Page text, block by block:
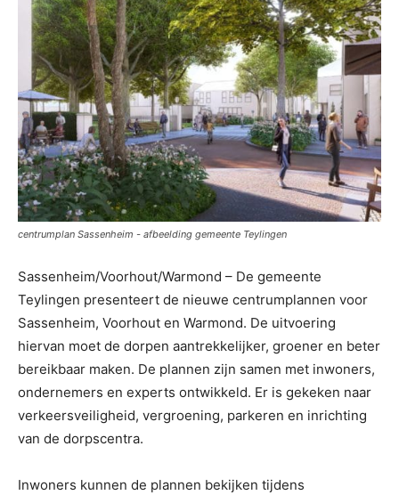
centrumplan Sassenheim - afbeelding gemeente Teylingen
Sassenheim/Voorhout/Warmond – De gemeente
Teylingen presenteert de nieuwe centrumplannen voor
Sassenheim, Voorhout en Warmond. De uitvoering
hiervan moet de dorpen aantrekkelijker, groener en beter
bereikbaar maken. De plannen zijn samen met inwoners,
ondernemers en experts ontwikkeld. Er is gekeken naar
verkeersveiligheid, vergroening, parkeren en inrichting
van de dorpscentra.
Inwoners kunnen de plannen bekijken tijdens